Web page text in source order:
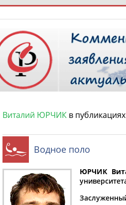
и специалисты
тренеры и
Виталий ЮРЧИК в публикациях
Водное поло
ЮРЧИК